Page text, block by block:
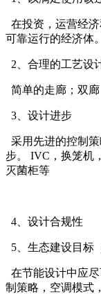
在投资，运营经
可靠运行的经济体。
2、合理的工艺设
简单的走廊；双廊
3、设计进步
采用先进的控制
步。 IVC，换笼机
灭菌柜等
4、设计合规性
5、生态建设目标
在节能设计中应
制策略，空调模式